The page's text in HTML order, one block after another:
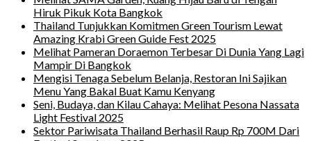
Hiruk Pikuk Kota Bangkok
Thailand Tunjukkan Komitmen Green Tourism Lewat
Amazing Krabi Green Guide Fest 2025
Melihat Pameran Doraemon Terbesar Di Dunia Yang Lagi
Mampir Di Bangkok
Mengisi Tenaga Sebelum Belanja, Restoran Ini Sajikan
Menu Yang Bakal Buat Kamu Kenyang
Seni, Budaya, dan Kilau Cahaya: Melihat Pesona Nassata
Light Festival 2025
Sektor Pariwisata Thailand Berhasil Raup Rp 700M Dari